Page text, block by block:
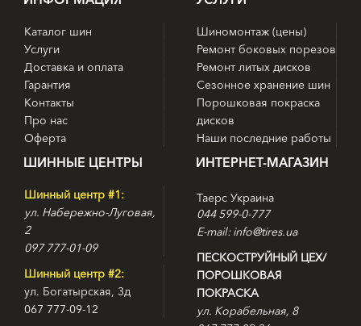
Каталог шин
Услуги
Доставка и оплата
Гарантия
Контакты
Про нас
Оферта
Шиномонтаж (цены)
Ремонт боковых порезов
Ремонт литых дисков
Сезонное хранение шин
Порошковая покраска
дисков
Наши последние работы
ШИННЫЕ ЦЕНТРЫ
Шинный центр #1:
ул. Набережно-Луговая,
2
097 777-01-09
Шинный центр #2:
ул. Богатырская, 3д
067 777-09-12
ИНТЕРНЕТ-МАГАЗИН
Таерс Украина
044 599-0-777
E-mail: info@tires.ua
ПЕСКОСТРУЙНЫЙ ЦЕХ/
ПОРОШКОВАЯ
ПОКРАСКА
ул. Корабельная, 8